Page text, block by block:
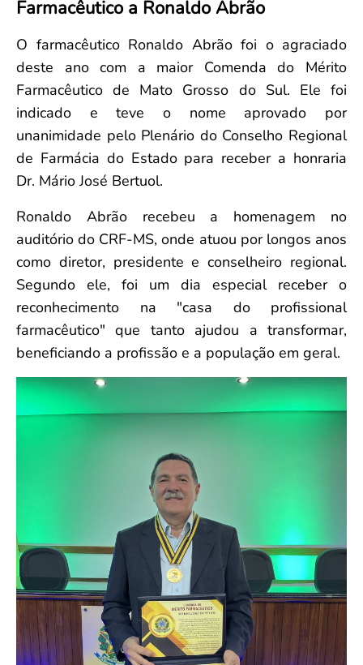
Convenção Coletiva 2025/2026 – Piso salarial Farmácias e Drogaria
Calendário Eleitoral
Candidatos
Votação
Dúvidas Frequentes
Eleições Anteriores
Farmacêutico a Ronaldo Abrão
O farmacêutico Ronaldo Abrão foi o agraciado
deste ano com a maior Comenda do Mérito
Farmacêutico de Mato Grosso do Sul. Ele foi
indicado e teve o nome aprovado por
unanimidade pelo Plenário do Conselho Regional
de Farmácia do Estado para receber a honraria
Dr. Mário José Bertuol.
Ronaldo Abrão recebeu a homenagem no
auditório do CRF-MS, onde atuou por longos anos
como diretor, presidente e conselheiro regional.
Segundo ele, foi um dia especial receber o
reconhecimento na "casa do profissional
farmacêutico" que tanto ajudou a transformar,
beneficiando a profissão e a população em geral.